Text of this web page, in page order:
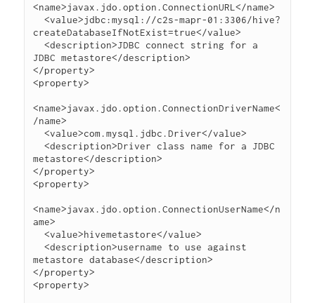
<name>javax.jdo.option.ConnectionURL</name>
  <value>jdbc:mysql://c2s-mapr-01:3306/hive?
createDatabaseIfNotExist=true</value>
  <description>JDBC connect string for a
JDBC metastore</description>
</property>
<property>
<name>javax.jdo.option.ConnectionDriverName<
/name>
  <value>com.mysql.jdbc.Driver</value>
  <description>Driver class name for a JDBC
metastore</description>
</property>
<property>
<name>javax.jdo.option.ConnectionUserName</n
ame>
  <value>hivemetastore</value>
  <description>username to use against
metastore database</description>
</property>
<property>